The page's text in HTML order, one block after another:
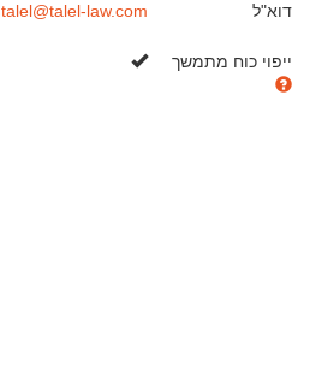
דוא"ל talel@talel-law.com
ייפוי כוח מתמשך כן